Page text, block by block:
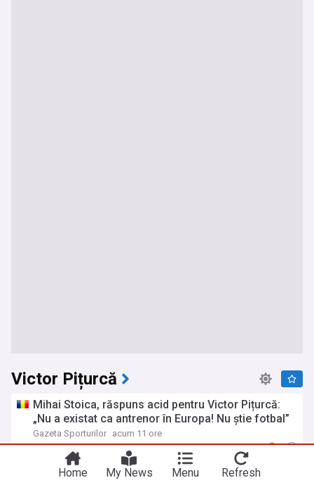
Victor Pițurcă
Mihai Stoica, răspuns acid pentru Victor Pițurcă:
„Nu a existat ca antrenor în Europa! Nu știe fotbal”
Gazeta Sporturilor acum 11 ore
Liga 1
FCSB Fotbal
Victor Pițurcă, despre Marius Baciu: ”Cu asta,
Home My News Menu Refresh